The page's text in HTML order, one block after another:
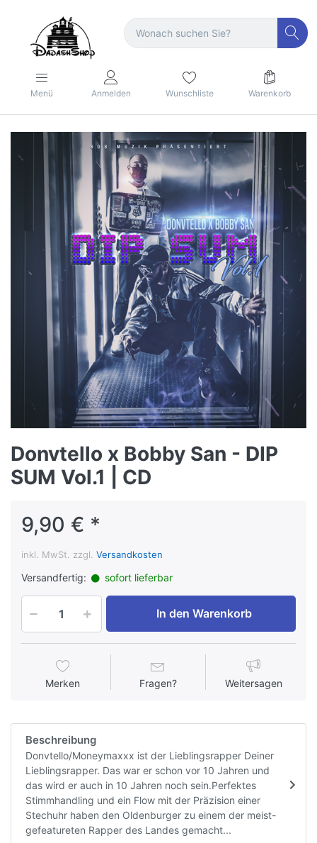
Menü Anmelden Wunschliste Warenkorb
Donvtello x Bobby San - DIP
SUM Vol.1 | CD
9,90 € *
inkl. MwSt. zzgl. Versandkosten
Versandfertig: sofort lieferbar
In den Warenkorb
Merken Fragen? Weitersagen
Beschreibung
Donvtello/Moneymaxxx ist der Lieblingsrapper Deiner
Lieblingsrapper. Das war er schon vor 10 Jahren und
das wird er auch in 10 Jahren noch sein.Perfektes
Stimmhandling und ein Flow mit der Präzision einer
Stechuhr haben den Oldenburger zu einem der meist-
gefeatureten Rapper des Landes gemacht...